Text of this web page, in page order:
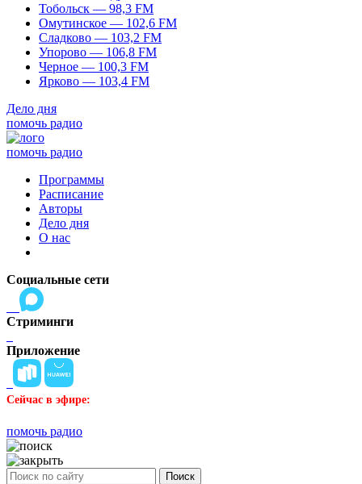
Тобольск — 98,3 FM
Омутинское — 102,6 FM
Сладково — 103,2 FM
Упорово — 106,8 FM
Черное — 100,3 FM
Ярково — 103,4 FM
Дело дня
помочь радио
помочь радио
Программы
Расписание
Авторы
Дело дня
О нас
Социальные сети
Стриминги
Приложение
Сейчас в эфире:
помочь радио
Поиск